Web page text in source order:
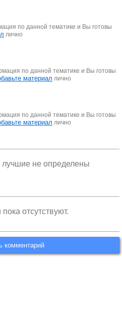
по данной тематике и Вы готовы
лично
по данной тематике и Вы готовы
материал лично
по данной тематике и Вы готовы
материал лично
не определены
отсутствуют.
комментарий